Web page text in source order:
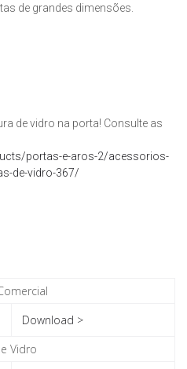
de grandes dimensões.
de vidro na porta! Consulte as
portas-e-aros-2/acessorios-
de-vidro-367/
Download >